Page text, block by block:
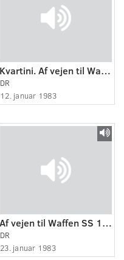
Kvartini. Af vejen til Waffen SS 3. Om springture og pipceller
DR
12. januar 1983
Af vejen til Waffen SS 10. Om fængselstiden en episode fra Fårhuslejren
DR
23. januar 1983